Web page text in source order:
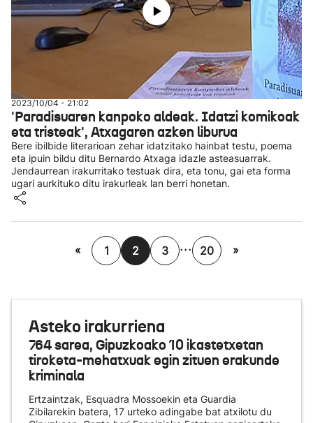
2023/10/04 - 21:02
'Paradisuaren kanpoko aldeak. Idatzi komikoak
eta tristeak', Atxagaren azken liburua
Bere ibilbide literarioan zehar idatzitako hainbat testu, poema
eta ipuin bildu ditu Bernardo Atxaga idazle asteasuarrak.
Jendaurrean irakurritako testuak dira, eta tonu, gai eta forma
ugari aurkituko ditu irakurleak lan berri honetan.
« 1 2 3 ... 20 »
Asteko irakurriena
764 sarea, Gipuzkoako 10 ikastetxetan
tiroketa-mehatxuak egin zituen erakunde
kriminala
Ertzaintzak, Esquadra Mossoekin eta Guardia
Zibilarekin batera, 17 urteko adingabe bat atxilotu du